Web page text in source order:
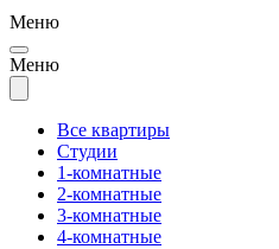
Меню
Меню
Все квартиры
Студии
1-комнатные
2-комнатные
3-комнатные
4-комнатные